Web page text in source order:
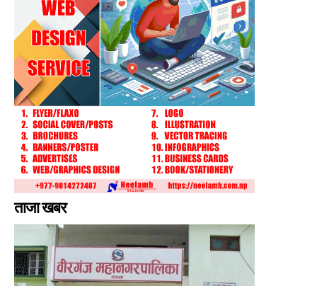
ताजा खबर